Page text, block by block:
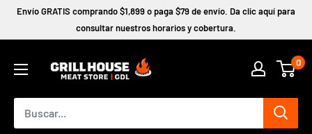
contenido
Envío GRATIS comprando $1,899 o paga $79 de envío. Da clic aquí para
consultar nuestros horarios y cobertura.
0